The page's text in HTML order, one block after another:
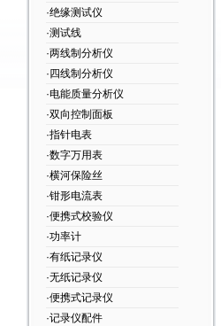
·绝缘测试仪
·测试线
·两线制分析仪
·四线制分析仪
·电能质量分析仪
·双向控制面板
·指针电表
·数字万用表
·横河保险丝
·钳形电流表
·便携式校验仪
·功率计
·有纸记录仪
·无纸记录仪
·便携式记录仪
·记录仪配件